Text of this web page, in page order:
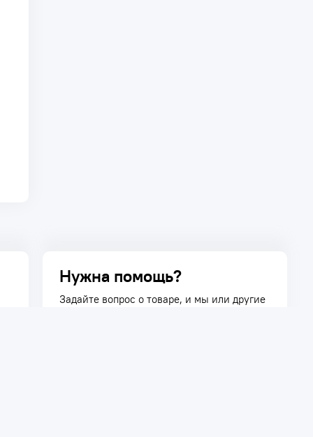
Нужна помощь?
Задайте вопрос о товаре, и мы или другие